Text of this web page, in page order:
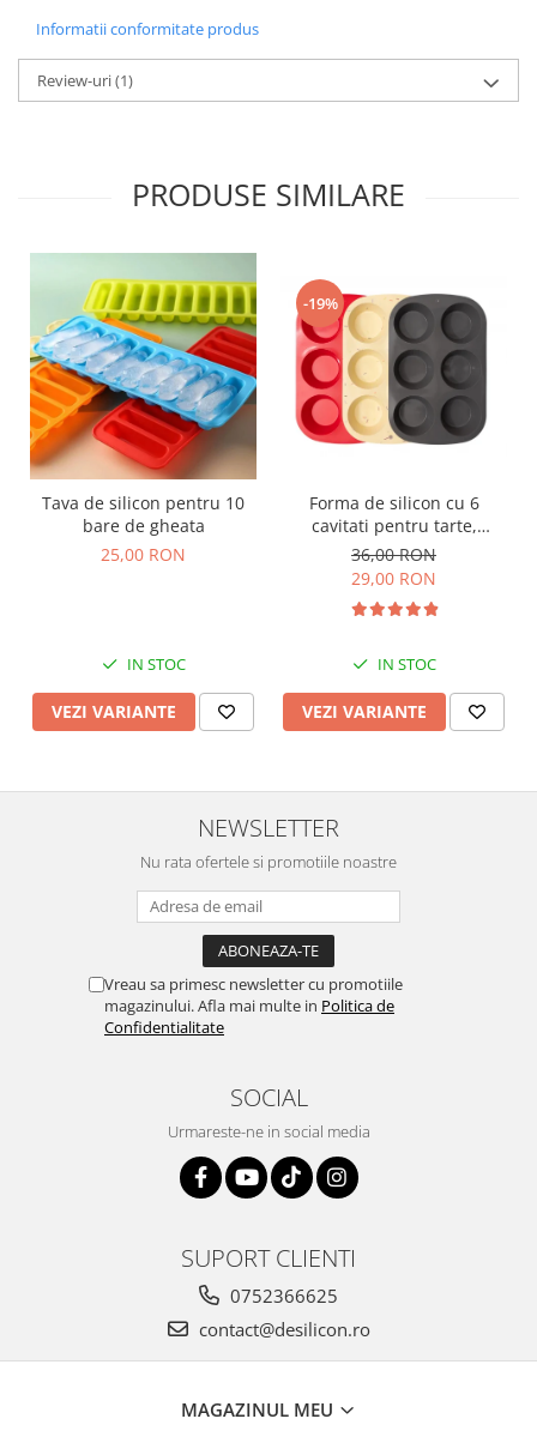
Informatii conformitate produs
Review-uri(1)
PRODUSE SIMILARE
Tava de silicon pentru 10
bare de gheata
25,00 RON
IN STOC
VEZI VARIANTE
-19%
Forma de silicon cu 6
cavitati pentru tarte,
prajituri, ciocolata
36,00 RON
29,00 RON
IN STOC
VEZI VARIANTE
NEWSLETTER
Nu rata ofertele si promotiile noastre
Vreau sa primesc newsletter cu promotiile
magazinului. Afla mai multe in Politica de
Confidentialitate
SOCIAL
Urmareste-ne in social media
SUPORT CLIENTI
0752366625
contact@desilicon.ro
MAGAZINUL MEU